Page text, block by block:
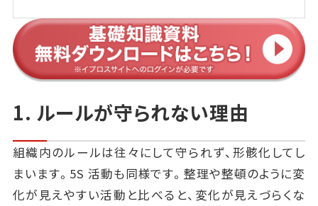
1. ルールが守られない理由
組織内のルールは往々にして守られず、形骸化してし
まいます。5S 活動も同様です。整理や整頓のように変
化が見えやすい活動と比べると、変化が見えづらくな